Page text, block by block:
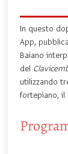
In questo
App,
Baiano
del
utilizzando
fortepiano, il